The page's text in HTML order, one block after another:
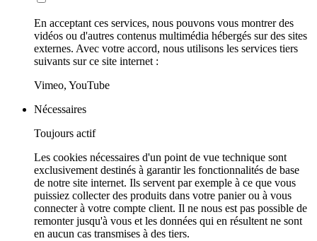
En acceptant ces services, nous pouvons vous montrer des
vidéos ou d'autres contenus multimédia hébergés sur des sites
externes. Avec votre accord, nous utilisons les services tiers
suivants sur ce site internet :
Vimeo, YouTube
Nécessaires
Toujours actif
Les cookies nécessaires d'un point de vue technique sont
exclusivement destinés à garantir les fonctionnalités de base
de notre site internet. Ils servent par exemple à ce que vous
puissiez collecter des produits dans votre panier ou à vous
connecter à votre compte client. Il ne nous est pas possible de
remonter jusqu'à vous et les données qui en résultent ne sont
en aucun cas transmises à des tiers.